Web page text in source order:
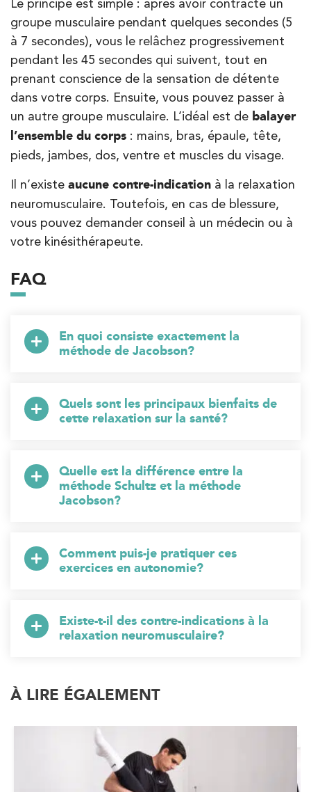
groupe musculaire pendant quelques secondes (5
à 7 secondes), vous le relâchez progressivement
pendant les 45 secondes qui suivent, tout en
prenant conscience de la sensation de détente
dans votre corps. Ensuite, vous pouvez passer à
un autre groupe musculaire. L’idéal est de balayer
l’ensemble du corps : mains, bras, épaule, tête,
pieds, jambes, dos, ventre et muscles du visage.
Il n’existe aucune contre-indication à la relaxation
neuromusculaire. Toutefois, en cas de blessure,
vous pouvez demander conseil à un médecin ou à
votre kinésithérapeute.
FAQ
En quoi consiste exactement la
méthode de Jacobson?
Quels sont les principaux bienfaits de
cette relaxation sur la santé?
Quelle est la différence entre la
méthode Schultz et la méthode
Jacobson?
Comment puis-je pratiquer ces
exercices en autonomie?
Existe-t-il des contre-indications à la
relaxation neuromusculaire?
À LIRE ÉGALEMENT